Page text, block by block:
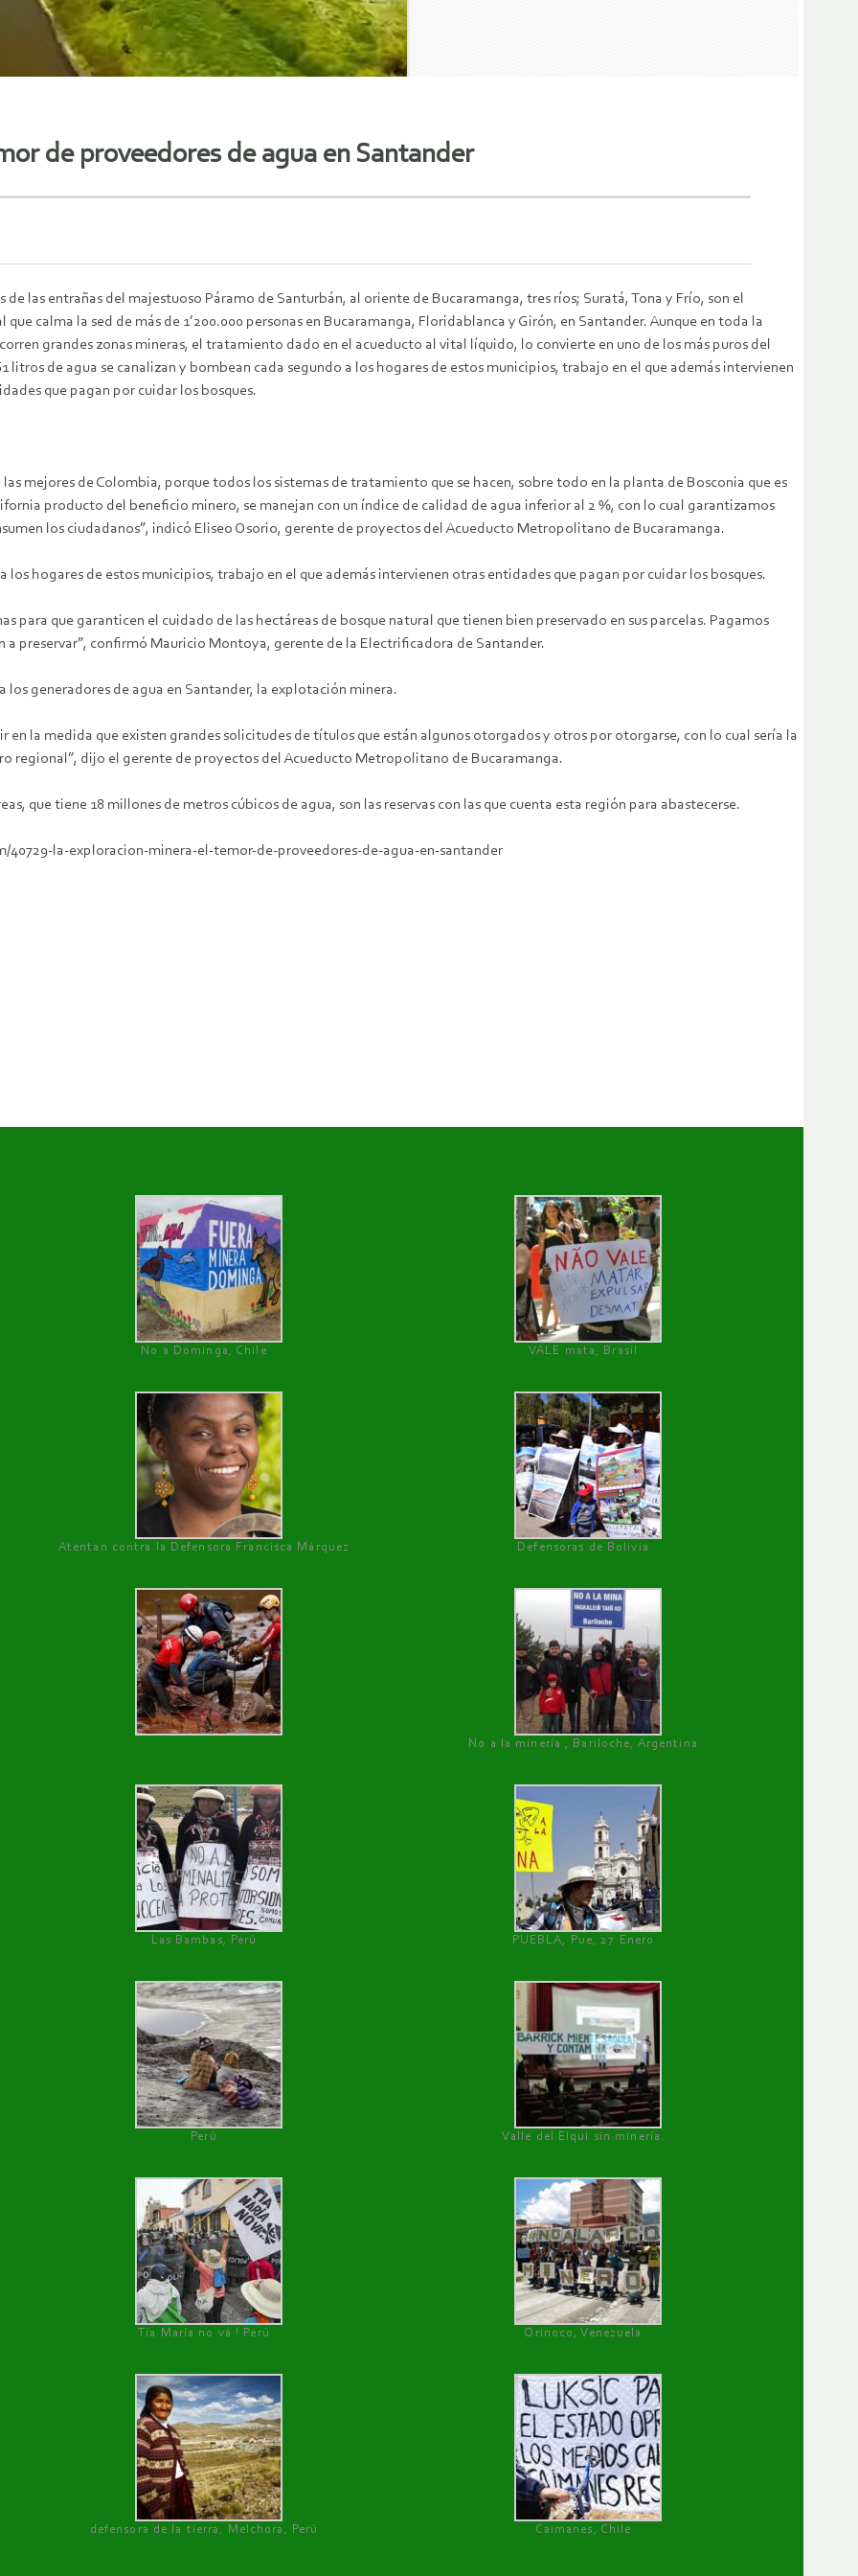
de proveedores de agua en Santander
de las entrañas del majestuoso Páramo de Santurbán, al oriente de Bucaramanga, tres ríos; Suratá, Tona y Frío, son el
que calma la sed de más de 1’200.000 personas en Bucaramanga, Floridablanca y Girón, en Santander. Aunque en toda la
grandes zonas mineras, el tratamiento dado en el acueducto al vital líquido, lo convierte en uno de los más puros del
litros de agua se canalizan y bombean cada segundo a los hogares de estos municipios, trabajo en el que además intervienen
que pagan por cuidar los bosques.
las mejores de Colombia, porque todos los sistemas de tratamiento que se hacen, sobre todo en la planta de Bosconia que es
producto del beneficio minero, se manejan con un índice de calidad de agua inferior al 2 %, con lo cual garantizamos
los ciudadanos”, indicó Eliseo Osorio, gerente de proyectos del Acueducto Metropolitano de Bucaramanga.
los hogares de estos municipios, trabajo en el que además intervienen otras entidades que pagan por cuidar los bosques.
para que garanticen el cuidado de las hectáreas de bosque natural que tienen bien preservado en sus parcelas. Pagamos
a preservar”, confirmó Mauricio Montoya, gerente de la Electrificadora de Santander.
generadores de agua en Santander, la explotación minera.
en la medida que existen grandes solicitudes de títulos que están algunos otorgados y otros por otorgarse, con lo cual sería la
regional”, dijo el gerente de proyectos del Acueducto Metropolitano de Bucaramanga.
que tiene 18 millones de metros cúbicos de agua, son las reservas con las que cuenta esta región para abastecerse.
la-exploracion-minera-el-temor-de-proveedores-de-agua-en-santander
No a Dominga, Chile
VALE mata, Brasil
Atentan contra la Defensora Francisca Márquez Defensoras de Bolivia
No a la minería , Bariloche, Argentina
Las Bambas, Perú PUEBLA, Pue, 27 Enero
Perú Valle del Elqui sin minería.
Tía María no va ! Perú Orinoco, Venezuela
defensora de la tierra, Melchora, Perú Caimanes, Chile